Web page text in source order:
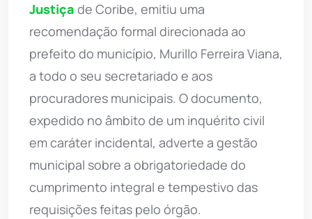
Justiça de Coribe, emitiu uma
recomendação formal direcionada ao
prefeito do município, Murillo Ferreira Viana,
a todo o seu secretariado e aos
procuradores municipais. O documento,
expedido no âmbito de um inquérito civil
em caráter incidental, adverte a gestão
municipal sobre a obrigatoriedade do
cumprimento integral e tempestivo das
requisições feitas pelo órgão.